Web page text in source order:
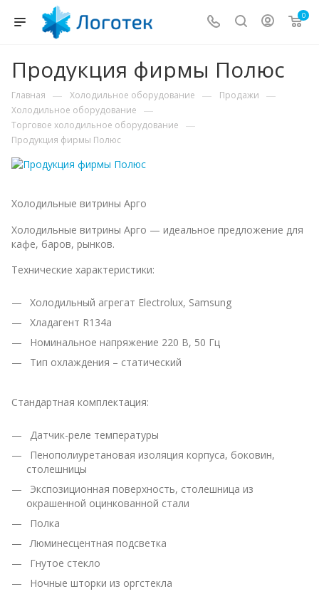
0
Продукция фирмы Полюс
Главная — Холодильное оборудование — Продажи —
Холодильное оборудование —
Торговое холодильное оборудование —
Продукция фирмы Полюс
Холодильные витрины Арго
Холодильные витрины Арго — идеальное предложение для
кафе, баров, рынков.
Технические характеристики:
Холодильный агрегат Electrolux, Samsung
Хладагент R134a
Номинальное напряжение 220 В, 50 Гц
Тип охлаждения – статический
Стандартная комплектация:
Датчик-реле температуры
Пенополиуретановая изоляция корпуса, боковин,
столешницы
Экспозиционная поверхность, столешница из
окрашенной оцинкованной стали
Полка
Люминесцентная подсветка
Гнутое стекло
Ночные шторки из оргстекла